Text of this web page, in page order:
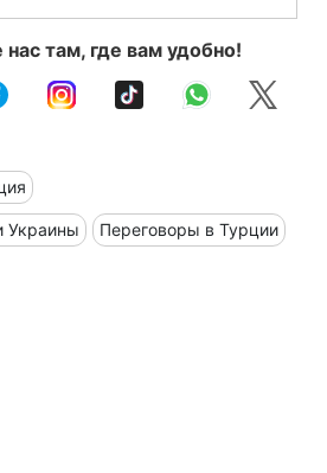
там, где вам удобно!
Украины Переговоры в Турции